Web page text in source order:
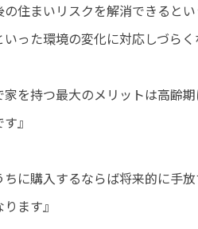
の住まいリスクを解消できると
った環境の変化に対応しづら
家を持つ最大のメリットは高齢
』
ちに購入するならば将来的に手
ます』